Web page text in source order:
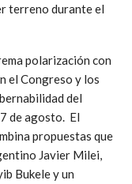
terreno durante el
polarización con
el Congreso y los
del
de agosto. El
propuestas que
Javier Milei,
Bukele y un